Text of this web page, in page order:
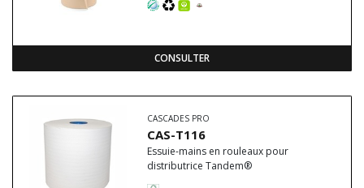
CONSULTER
CASCADES PRO
CAS-T116
Essuie-mains en rouleaux pour
distributrice Tandem®